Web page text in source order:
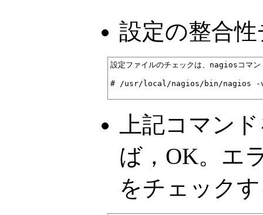
設定の整合
設定ファイルのチェックは、nagiosコマ
# /usr/local/nagios/bin/nagios
上記コマン
ば，OK。エ
をチェック